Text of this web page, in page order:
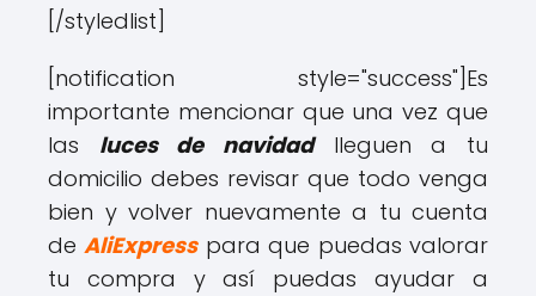
[/styledlist]
[notification style="success"]Es
importante mencionar que una vez que
las luces de navidadlleguen a tu
domicilio debes revisar que todo venga
bien y volver nuevamente a tu cuenta
deAliExpresspara que puedas valorar
tu compra y así puedas ayudar a